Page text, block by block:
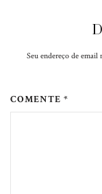
Seu endereço de
COMENTE *